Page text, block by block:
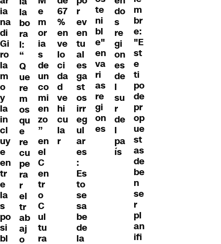
ia
na
di
Gi
ro
la
m
o
y
la
in
cl
uy
e
en
tr
e
la
s
po
si
bl
la
bo
ra
l:
“
Q
ue
re
m
os
qu
e
re
cu
pe
ra
r
el
tr
ab
aj
o
e
m
or
ia
s
de
un
co
mi
en
zo
”
en
el
C
en
tr
o
C
ul
tu
ra
67
%
en
ve
lo
ci
da
d
ve
hi
cu
la
r
r
ev
en
tu
al
es
ga
st
os
irr
eg
ul
ar
es
:
Es
to
se
sa
be
de
la
te
ni
bl
e"
en
va
ri
as
re
gi
on
es
do
s
re
gi
on
es
de
l
su
r
de
l
pa
ís
m
br
e:
"E
st
e
ti
po
de
pr
op
ue
st
as
de
be
n
se
r
pl
an
ifi